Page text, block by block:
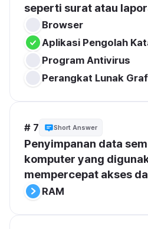
seperti surat atau
Browser
Aplikasi Pengolah
Program Antivirus
Perangkat Lunak
# 7 Short Answer
Penyimpanan data
komputer yang
mempercepat akses
RAM